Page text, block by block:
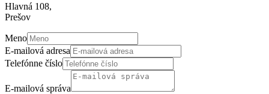
Hlavná 108,
Prešov
Meno
E-mailová adresa
Telefónne číslo
E-mailová správa